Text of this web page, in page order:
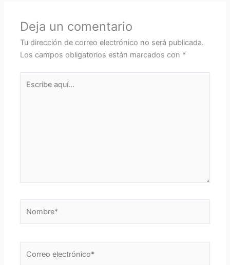
Deja un comentario
Tu dirección de correo electrónico no será publicada.
Los campos obligatorios están marcados con *
aquí...